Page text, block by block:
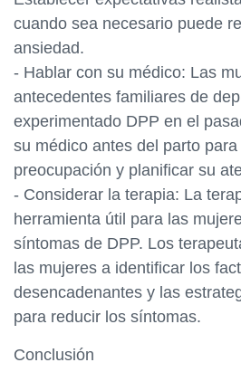
cuando sea necesario puede
ansiedad.
- Hablar con su médico: Las
antecedentes familiares de
experimentado DPP en el
su médico antes del parto
preocupación y planificar su
- Considerar la terapia: La
herramienta útil para las
síntomas de DPP. Los
las mujeres a identificar los
desencadenantes y las
para reducir los síntomas.
Conclusión